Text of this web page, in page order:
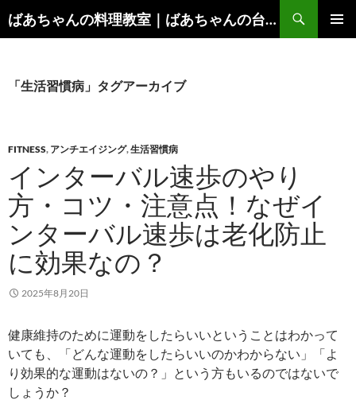
ン
プ
ばあちゃんの料理教室｜ばあちゃんの台所から学ぶ、食と健康の知恵
索
「生活習慣病」タグアーカイブ
FITNESS, アンチエイジング,生活習慣病
インターバル速歩のやり
方・コツ・注意点！なぜイ
ンターバル速歩は老化防止
に効果なの？
2025年8月20日
健康維持のために運動をしたらいいということはわかって
いても、「どんな運動をしたらいいのかわからない」「よ
り効果的な運動はないの？」という方もいるのではないで
しょうか？